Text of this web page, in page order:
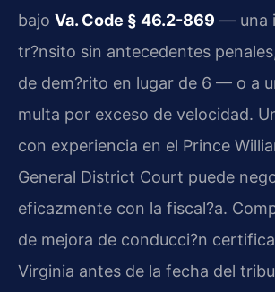
bajo Va. Code § 46.2-869 — una
tr?nsito sin antecedentes
de dem?rito en lugar de 6 — o a
multa por exceso de velocidad.
con experiencia en el Prince
General District Court puede
eficazmente con la fiscal?a.
de mejora de conducci?n
Virginia antes de la fecha del